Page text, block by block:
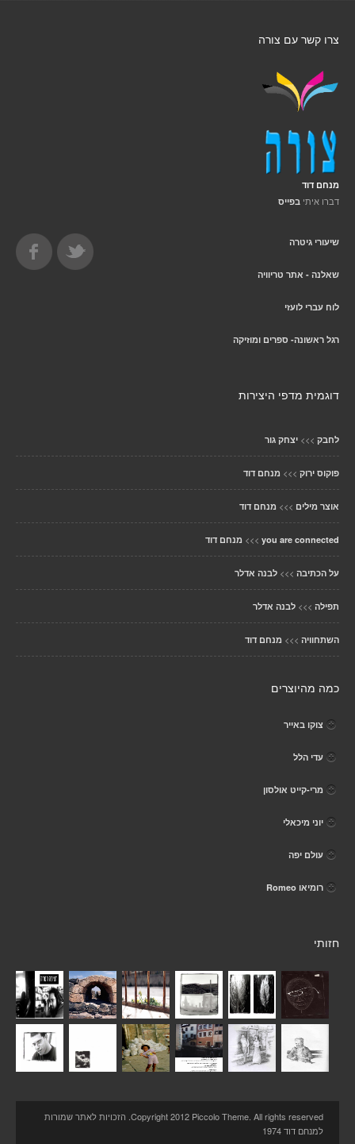
צרו קשר עם צורה
מנחם דוד
דברו איתי בפייס
שיעורי גיטרה
שאלנה - אתר טריוויה
לוח עברי לועזי
רגל ראשונה- ספרים ומוזיקה
דוגמית מדפי היצירות
לחבק >>> יצחק גור
פוקוס ירוק >>> מנחם דוד
אוצר מילים >>> מנחם דוד
you are connected
>>> מנחם דוד
על הכתיבה >>> לבנה אדלר
תפילה >>> לבנה אדלר
השתחוויה >>> מנחם דוד
כמה מהיוצרים
צוקו באייר
עדי הלל
מרי-קייט אולסון
יוני מיכאלי
עולם יפה
רומיאו Romeo
חזותי
Copyright 2012 Piccolo Theme. All rights reserved. הזכויות לאתר שמורות
למנחם דוד 1974